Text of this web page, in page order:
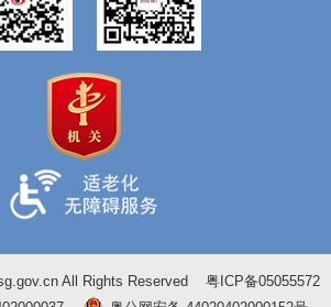
All Rights Reserved粤ICP备05055572